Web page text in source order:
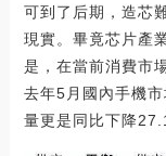
可到了后期，造芯
現實。畢竟芯片產
是，在當前消費市
去年5月國內手機
量更是同比下降